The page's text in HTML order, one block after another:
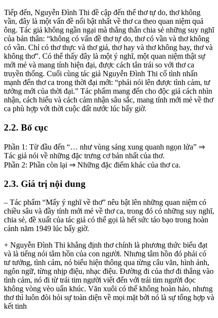
Tiếp đến, Nguyễn Đình Thi đề cập đến thể thơ tự do, thơ không
vần, đây là một vấn đề nổi bật nhất về thơ ca theo quan niệm quả
ông. Tác giả không ngần ngại mà thẳng thắn chia sẻ những suy nghĩ
của bản thân: “không có vấn đề thơ tự do, thơ có vần và thơ không
có vần. Chỉ có thơ thực và thơ giả, thơ hay và thơ không hay, thơ và
không thơ”. Có thể thấy đây là một ý nghĩ, một quan niệm thật sự
mới mẻ và mang tính hiện đại, được cách tân trái so với thơ ca
truyền thống. Cuối cùng tác giả Nguyễn Đình Thi cố tình nhấn
mạnh đến thơ ca trong thời đại mới: “phải nói lên được tình cảm, tư
tưởng mới của thời đại.” Tác phẩm mang đến cho độc giả cách nhìn
nhận, cách hiểu và cách cảm nhận sâu sắc, mang tính mới mẻ về thơ
ca phù hợp với thời cuộc đất nước lúc bấy giờ.
2.2. Bố cục
Phần 1: Từ đầu đến “… như vùng sáng xung quanh ngọn lửa” ⇒
Tác giả nói về những đặc trưng cơ bản nhất của thơ.
Phần 2: Phần còn lại ⇒ Những đặc điểm khác của thơ ca.
2.3. Giá trị nội dung
– Tác phẩm “Mấy ý nghĩ về thơ” nêu bật lên những quan niệm có
chiều sâu và đầy tính mới mẻ về thơ ca, trong đó có những suy nghĩ,
chia sẻ, đề xuất của tác giả có thể gọi là hết sức táo bạo trong hoàn
cảnh năm 1949 lúc bấy giờ.
+ Nguyễn Đình Thi khẳng định thơ chính là phương thức biểu đạt
và là tiếng nói tâm hồn của con người. Nhưng tâm hồn đó phải có
tư tưởng, tình cảm, nó biểu hiện thông qua từng câu văn, hình ảnh,
ngôn ngữ, từng nhịp điệu, nhạc điệu. Đường đi của thơ đi thẳng vào
tình cảm, nó đi từ trái tim người viết đến với trái tim người đọc
không vòng vèo uẩn khúc. Văn xuôi có thể không hoàn hảo, nhưng
thơ thì luôn đòi hỏi sự toàn diện về mọi mặt bởi nó là sự tổng hợp và
kết tinh